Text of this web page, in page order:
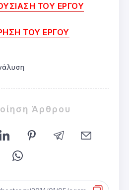
ΤΟΥ ΕΡΓΟΥ
ΤΟΥ ΕΡΓΟΥ
Άρθρου